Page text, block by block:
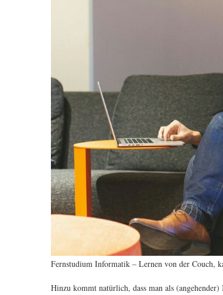
Fernstudium Informatik – Lernen von der Couch,
Hinzu kommt natürlich, dass man als